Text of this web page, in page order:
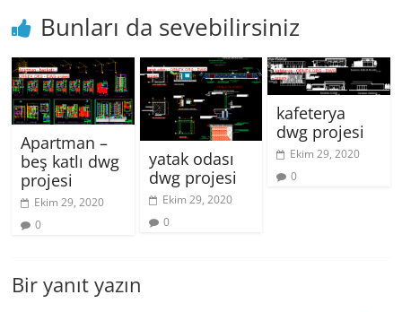
Bunları da sevebilirsiniz
Apartman –
beş katlı dwg
projesi
Ekim 29, 2020
0
yatak odası
dwg projesi
Ekim 29, 2020
0
kafeterya
dwg projesi
Ekim 29, 2020
0
Bir yanıt yazın